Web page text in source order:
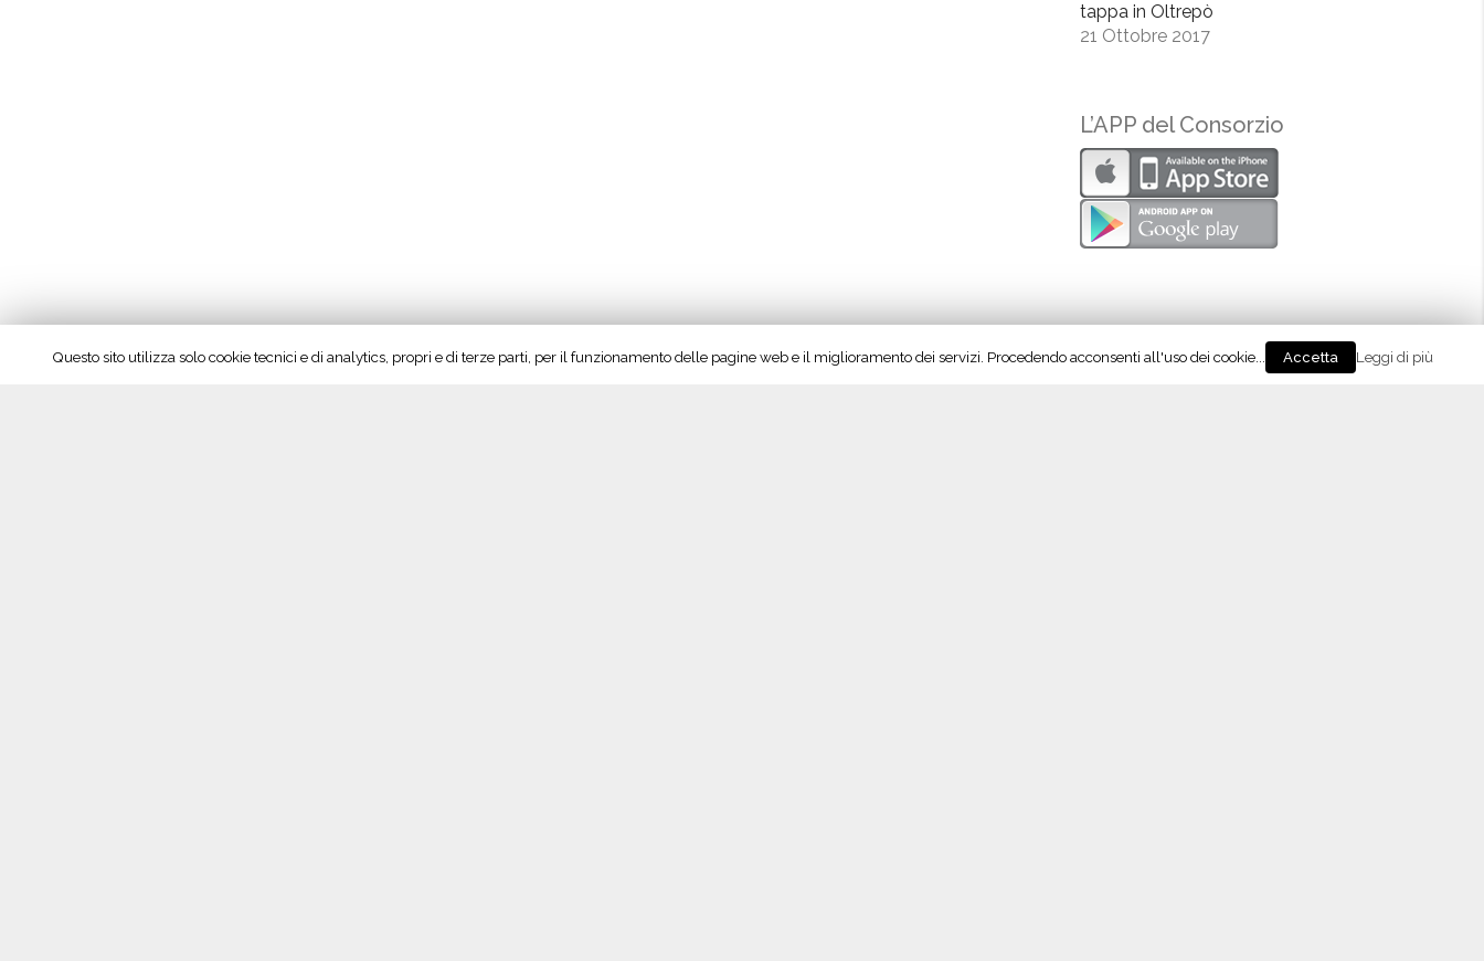
tappa in Oltrepò
21 Ottobre 2017
L’APP del Consorzio
Bollicine in Castello, 14-15 maggio
Questo sito utilizza solo cookie tecnici e di analytics, propri e di terze parti, per il funzionamento delle pagine web e il miglioramento dei servizi. Procedendo acconsenti all'uso dei cookie... Accetta Leggi di più